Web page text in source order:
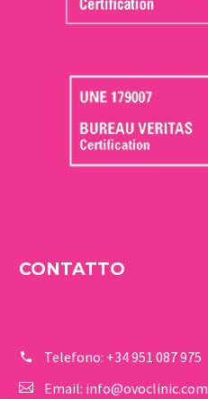
CONTATTO
Telefono: +34 951 087 975
Email: info@ovoclinic.com